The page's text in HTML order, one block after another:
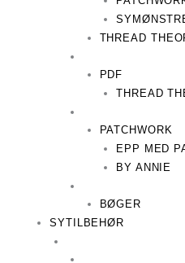
THREAD
PDF
THREAD
PATCHWORK
EPP MED
BY ANNIE
BØGER
SYTILBEHØR